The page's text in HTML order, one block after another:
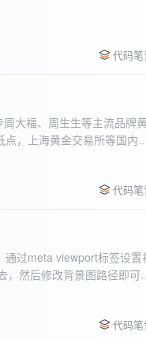
日志记录： 每次对网址进
红色。日志会自动滚动到
代码
大福、周生生等主流品牌
，上海黄金交易所等国内
代码
通过meta viewport标签设置
，然后修改背景图路径即可
代码